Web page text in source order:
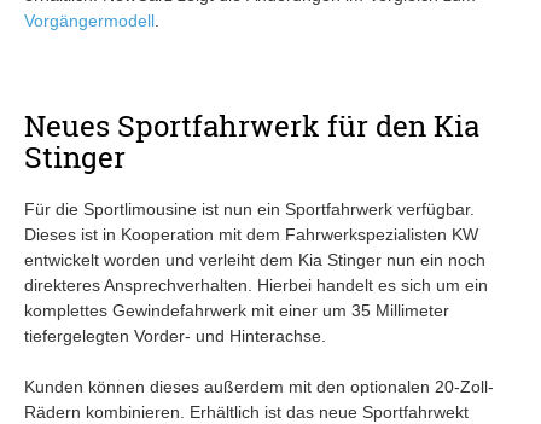
Vorgängermodell
Neues Sportfahrwerk für den Kia
Stinger
Für die Sportlimousine ist nun ein Sportfahrwerk verfügbar.
Dieses ist in Kooperation mit dem Fahrwerkspezialisten KW
entwickelt worden und verleiht dem Kia Stinger nun ein noch
direkteres Ansprechverhalten. Hierbei handelt es sich um ein
komplettes Gewindefahrwerk mit einer um 35 Millimeter
tiefergelegten Vorder- und Hinterachse.
Kunden können dieses außerdem mit den optionalen 20-Zoll-
Rädern kombinieren. Erhältlich ist das neue Sportfahrwekt